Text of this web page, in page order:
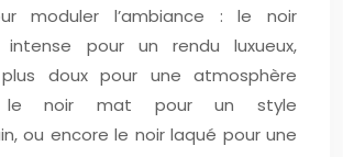
moduler l’ambiance : le noir
pour un rendu luxueux,
plus doux pour une atmosphère
le noir mat pour un style
ou encore le noir laqué pour une